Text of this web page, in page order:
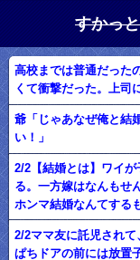
すかっ
高校までは普通だった
くて衝撃だった。上司
爺「じゃあなぜ俺と結
い！」
2/2【結婚とは】ワイ
る。一方嫁はなんもせ
ホンマ結婚なんてする
2/2ママ友に託児され
ぱちドアの前には放置